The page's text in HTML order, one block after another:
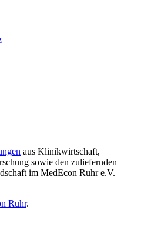
aus Klinikwirtschaft,
sowie den zuliefernden
im MedEcon Ruhr e.V.
Ruhr.